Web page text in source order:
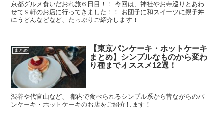
京都グルメ食いだおれ旅６日目！！ 今回は、神社やお寺巡りとあわ
せて９軒のお店に行ってきました！！ お団子に和スイーツに親子丼
にうどんなどなど、たっぷりご紹介します！
まとめ
【東京パンケーキ・ホットケーキ
まとめ】シンプルなものから変わ
り種までオススメ12選！
渋谷や代官山など、 都内で食べられるシンプル系から昔ながらのパ
ンケーキ・ホットケーキのお店をご紹介します！